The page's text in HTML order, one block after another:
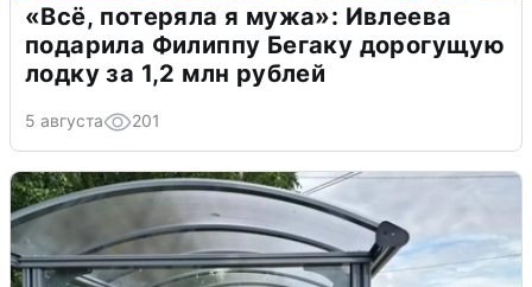
«Всё, потеряла я мужа»: Ивлеева
подарила Филиппу Бегаку дорогущую
лодку за 1,2 млн рублей
5 августа 201